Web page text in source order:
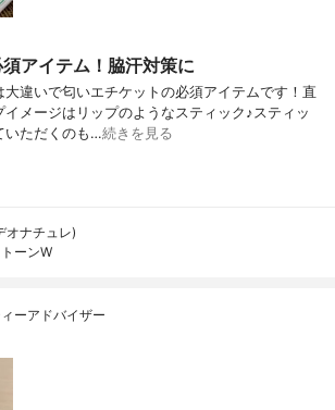
アイテム！脇汗対策に
大違いで匂いエチケットの必須アイテムです！直
メージはリップのようなスティック♪スティッ
いただくのも…続きを見る
オナチュレ)
ーンW
ーアドバイザー